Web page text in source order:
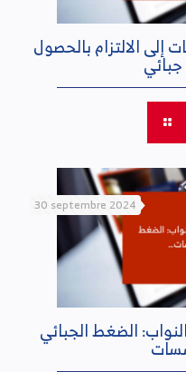
إلى الالتزام بالحصول
30 septembre 2024
الضغط الجبائي